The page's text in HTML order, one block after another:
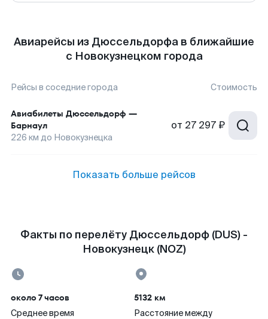
Авиарейсы из Дюссельдорфа в ближайшие
с Новокузнецком города
Рейсы в соседние города Стоимость
Авиабилеты Дюссельдорф —
Барнаул
226 км до Новокузнецка
от 27 297 ₽
Показать больше рейсов
Факты по перелёту Дюссельдорф (DUS) -
Новокузнецк (NOZ)
около 7 часов
Среднее время
5132 км
Расстояние между